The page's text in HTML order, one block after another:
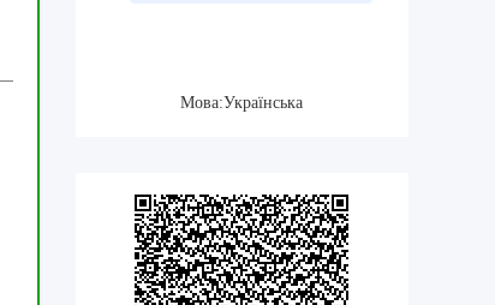
Мова:Українська